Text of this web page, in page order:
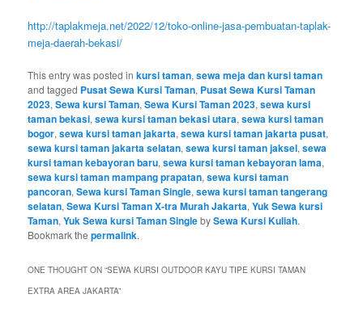
http://taplakmeja.net/2022/12/toko-online-jasa-pembuatan-taplak-
meja-daerah-bekasi/
This entry was posted inkursi taman,sewa meja dan kursi taman
and tagged Pusat Sewa Kursi Taman, Pusat Sewa Kursi Taman
2023,Sewa kursi Taman,Sewa Kursi Taman 2023,sewa kursi
taman bekasi,sewa kursi taman bekasi utara,sewa kursi taman
bogor,sewa kursi taman jakarta,sewa kursi taman jakarta pusat,
sewa kursi taman jakarta selatan,sewa kursi taman jaksel,sewa
kursi taman kebayoran baru,sewa kursi taman kebayoran lama,
sewa kursi taman mampang prapatan,sewa kursi taman
pancoran,Sewa kursi Taman Single,sewa kursi taman tangerang
selatan,Sewa Kursi Taman X-tra Murah Jakarta,Yuk Sewa kursi
Taman,Yuk Sewa kursi Taman SinglebySewa Kursi Kuliah.
Bookmark thepermalink.
ONE THOUGHT ON “SEWA KURSI OUTDOOR KAYU TIPE KURSI TAMAN
EXTRA AREA JAKARTA”